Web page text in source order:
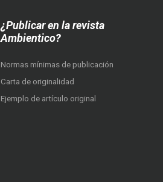
¿Publicar en la revista
Ambientico?
Normas mínimas de publicación
Carta de originalidad
Ejemplo de artículo original